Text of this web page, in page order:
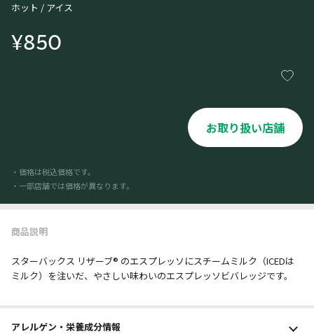
ホット / アイス
¥850
お取り扱い店舗
・価格は税込価格です。
・一部店舗では価格が異なります。
商品説明
スターバックス リザーブ® のエスプレッソにスチームミルク（ICEDは
ミルク）を注いだ、やさしい味わいのエスプレッソビバレッジです。
アレルゲン・栄養成分情報